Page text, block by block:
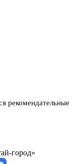
рекомендательные
город»